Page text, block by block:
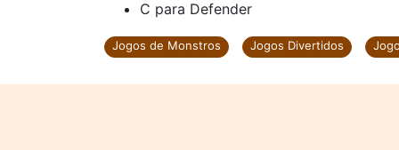
C para Defender
Jogos de Monstros Jogos Divertidos